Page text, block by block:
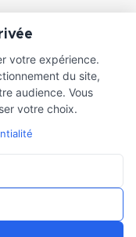
votre expérience.
du site,
audience. Vous
votre choix.